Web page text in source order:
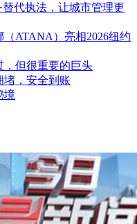
代执法，让城市管理更
ATANA）亮相2026纽约
，但很重要的巨头
堵，安全到账
境